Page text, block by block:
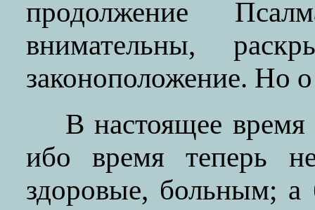
продолжение
внимательны,
законоположение. Но
В настоящее время
ибо время теперь
здоровые, больным; а